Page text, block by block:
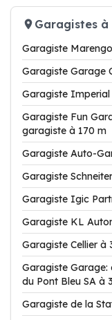
Garagistes
Garagiste
Garagiste Garage
Garagiste Imperial
Garagiste Fun
garagiste à 170 m
Garagiste Auto-
Garagiste
Garagiste Igic
Garagiste KL
Garagiste Cellier à
Garagiste
du Pont Bleu SA à
Garagiste de la